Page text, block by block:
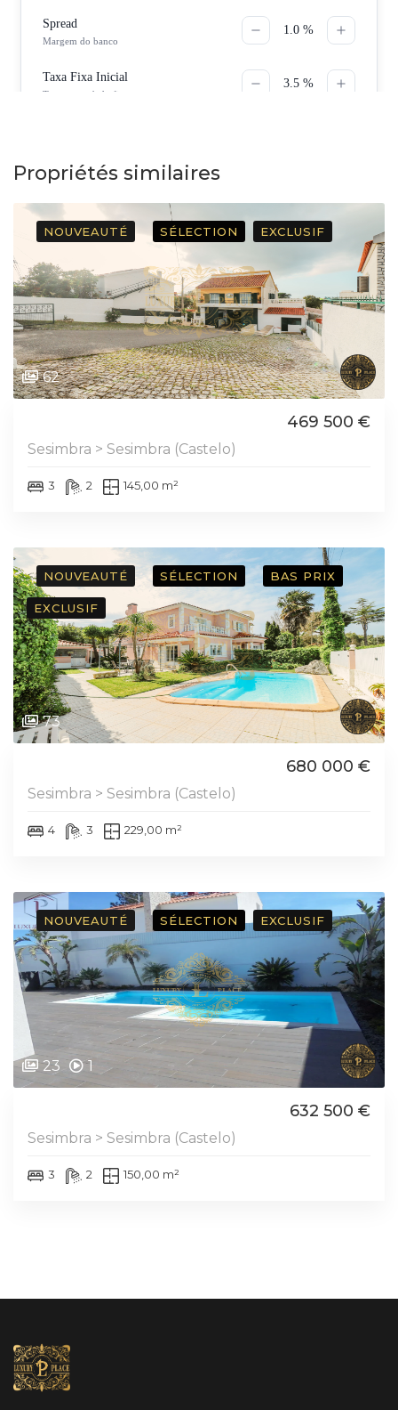
Propriétés similaires
NOUVEAUTÉ SÉLECTION EXCLUSIF
62
469 500 €
Sesimbra > Sesimbra (Castelo)
3 2 145,00 m²
NOUVEAUTÉ SÉLECTION BAS PRIX
EXCLUSIF
73
680 000 €
Sesimbra > Sesimbra (Castelo)
4 3 229,00 m²
NOUVEAUTÉ SÉLECTION EXCLUSIF
23 1
632 500 €
Sesimbra > Sesimbra (Castelo)
3 2 150,00 m²